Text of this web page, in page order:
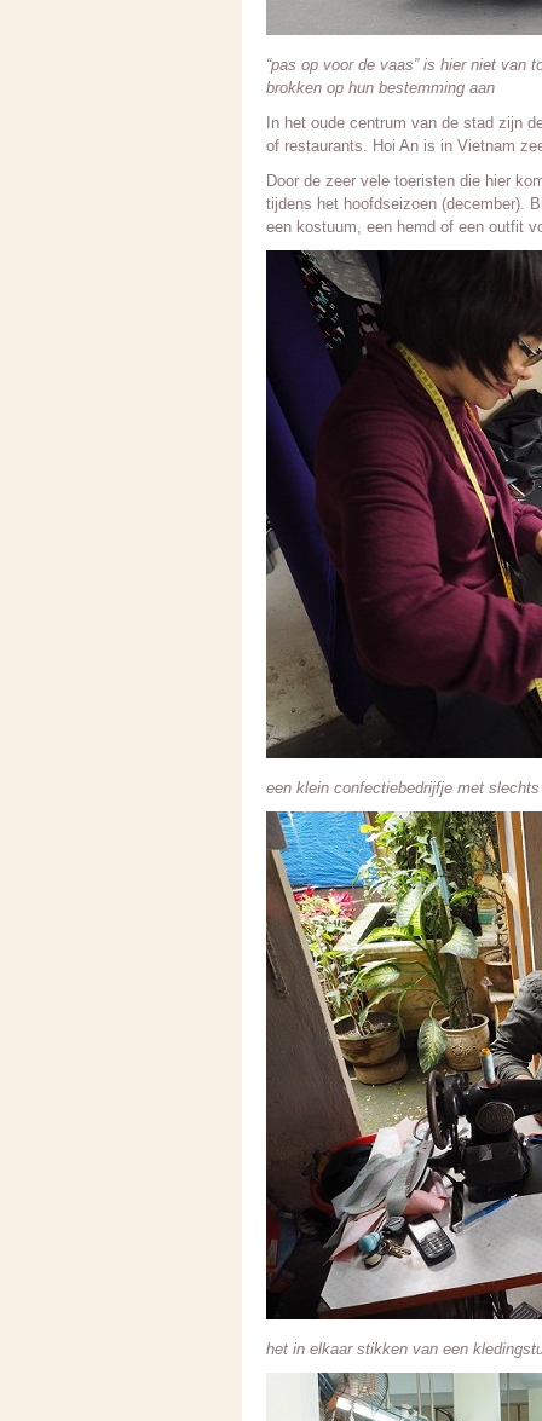
“pas op voor de vaas” is hier niet van
brokken op hun bestemming aan
In het oude centrum van de stad zijn
of restaurants. Hoi An is in Vietnam
Door de zeer vele toeristen die hier
tijdens het hoofdseizoen (december).
een kostuum, een hemd of een outfit
een klein confectiebedrijfje met
het in elkaar stikken van een